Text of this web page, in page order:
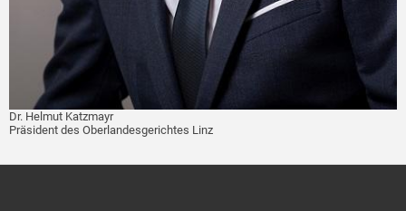
Dr. Helmut Katzmayr
Präsident des Oberlandesgerichtes Linz